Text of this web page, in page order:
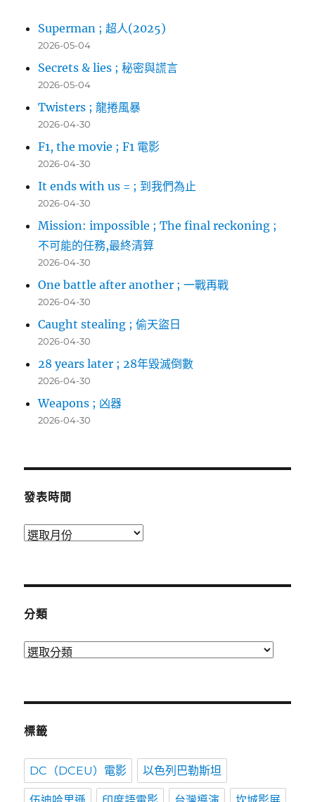
Superman ; 超人(2025)
2026-05-04
Secrets & lies ; 秘密與謊言
2026-05-04
Twisters ; 龍捲風暴
2026-04-30
F1, the movie ; F1 電影
2026-04-30
It ends with us = ; 到我們為止
2026-04-30
Mission: impossible ; The final reckoning ;
不可能的任務,最終清算
2026-04-30
One battle after another ; 一戰再戰
2026-04-30
Caught stealing ; 偷天盜日
2026-04-30
28 years later ; 28年毀滅倒數
2026-04-30
Weapons ; 凶器
2026-04-30
發表時間
發
分類
分
標籤
DC（DCEU）電影 以色列巴勒斯坦